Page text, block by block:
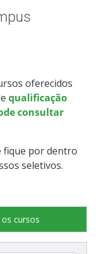
oferecidos
qualificação
consultar
fique por dentro
seletivos.
cursos